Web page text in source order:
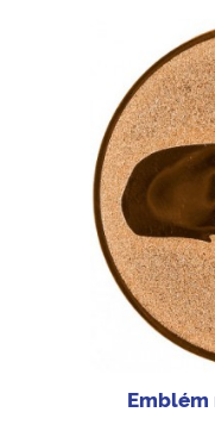
Emblém